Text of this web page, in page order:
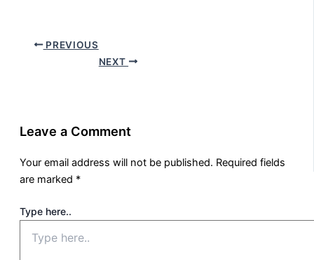
PREVIOUS
NEXT
Leave a Comment
Your email address will not be published. Required fields
are marked *
Type here..